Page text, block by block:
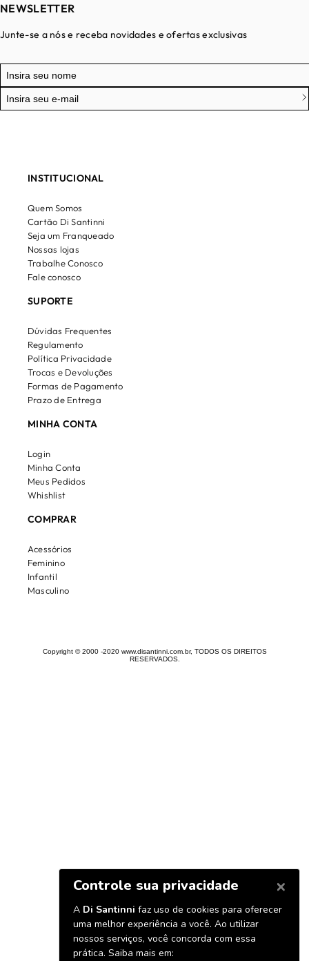
NEWSLETTER
Junte-se a nós e receba novidades e ofertas exclusivas
INSTITUCIONAL
Quem Somos
Cartão Di Santinni
Seja um Franqueado
Nossas lojas
Trabalhe Conosco
Fale conosco
SUPORTE
Dúvidas Frequentes
Regulamento
Política Privacidade
Trocas e Devoluções
Formas de Pagamento
Prazo de Entrega
MINHA CONTA
Login
Minha Conta
Meus Pedidos
Whishlist
COMPRAR
Acessórios
Feminino
Infantil
Masculino
Copyright © 2000 -2020 www.disantinni.com.br, TODOS OS DIREITOS
RESERVADOS.